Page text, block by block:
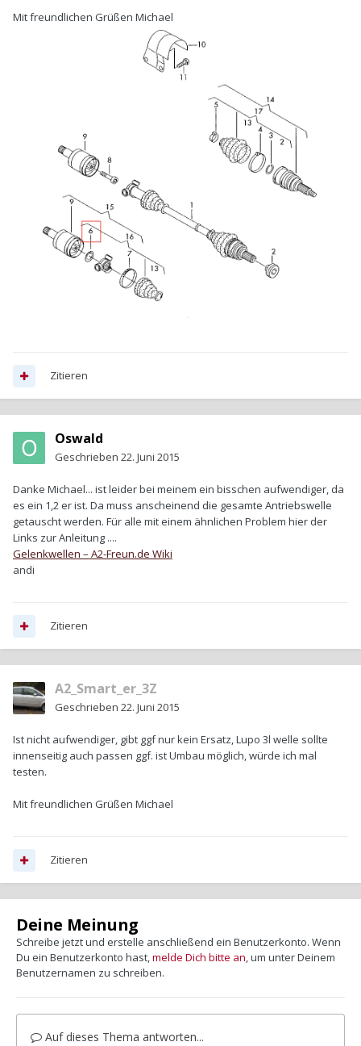
Mit freundlichen Grüßen Michael
Zitieren
Oswald
Geschrieben 22. Juni 2015
Danke Michael... ist leider bei meinem ein bisschen aufwendiger, da
es ein 1,2 er ist. Da muss anscheinend die gesamte Antriebswelle
getauscht werden. Für alle mit einem ähnlichen Problem hier der
Links zur Anleitung ....
Gelenkwellen – A2-Freun.de Wiki
andi
Zitieren
A2_Smart_er_3Z
Geschrieben 22. Juni 2015
Ist nicht aufwendiger, gibt ggf nur kein Ersatz, Lupo 3l welle sollte
innenseitig auch passen ggf. ist Umbau möglich, würde ich mal
testen.
Mit freundlichen Grüßen Michael
Zitieren
Deine Meinung
Schreibe jetzt und erstelle anschließend ein Benutzerkonto. Wenn
Du ein Benutzerkonto hast,melde Dich bitte an, um unter Deinem
Benutzernamen zu schreiben.
Auf dieses Thema antworten...